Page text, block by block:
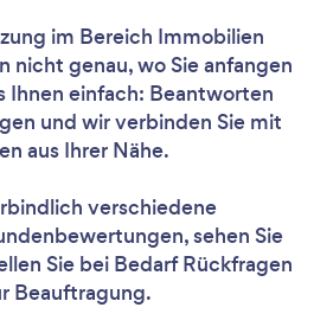
im Bereich Immobilien
nicht genau, wo Sie anfangen
Ihnen einfach: Beantworten
und wir verbinden Sie mit
aus Ihrer Nähe.
verschiedene
sehen Sie
Sie bei Bedarf Rückfragen
Beauftragung.